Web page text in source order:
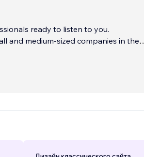
ready to listen to you.
and medium-sized companies in their